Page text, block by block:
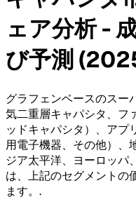
ェア分析 -
び予測
グラフェンベースのスー
気二重層キャパシタ、フ
ッドキャパシタ）、アプ
用電子機器、その他）、
ジア太平洋、ヨーロッパ
は、上記のセグメントの
ます。 .